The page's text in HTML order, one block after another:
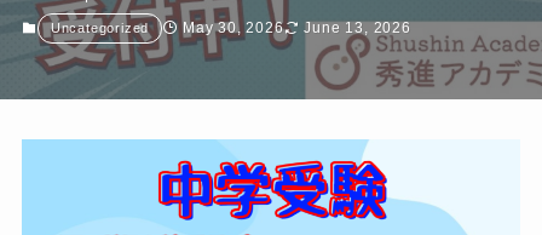
Uncategorized May 30, 2026 June 13, 2026